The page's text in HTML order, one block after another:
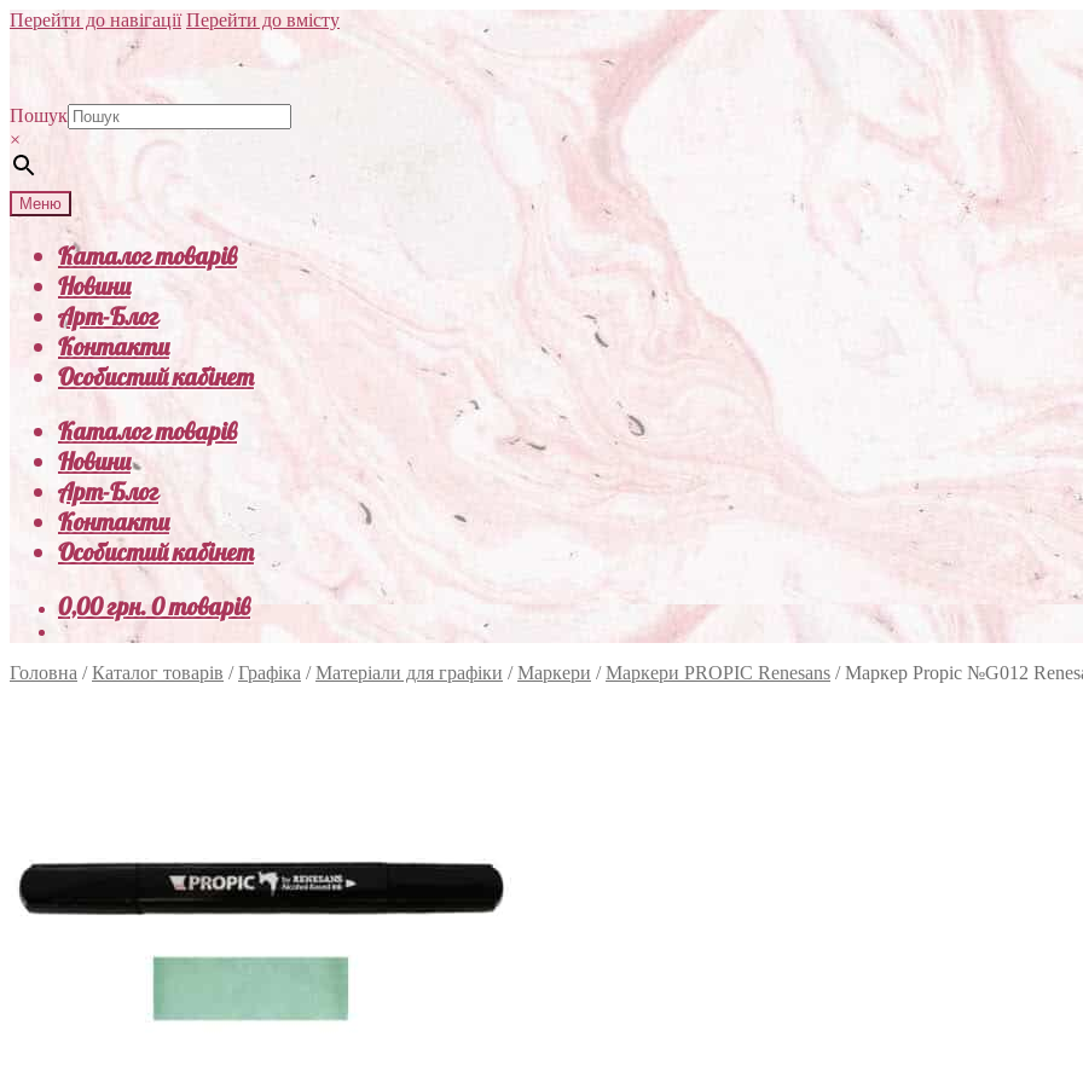
Перейти до навігації Перейти до вмісту
Пошук
×
Меню
Каталог товарів
Новини
Арт-Блог
Контакти
Особистий кабінет
Каталог товарів
Новини
Арт-Блог
Контакти
Особистий кабінет
0,00грн.0 товарів
Головна /Каталог товарів /Графіка /Матеріали для графіки /Маркери /Маркери PROPIC Renesans /Маркер Propic №G012